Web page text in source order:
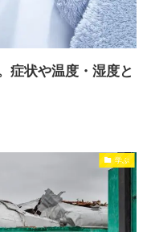
症状や温度・湿度と
学ぶ